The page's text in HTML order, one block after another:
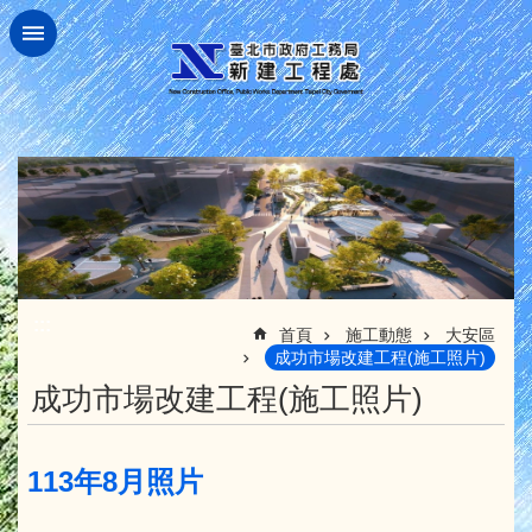
跳到主要內容區塊
首頁 施工動態
大安區
成功市場改建工程(施工照片)
成功市場改建工程(施工照片)
113年8月照片